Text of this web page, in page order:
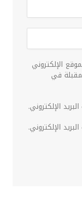
الإلكتروني
في
الإلكتروني.
الإلكتروني.